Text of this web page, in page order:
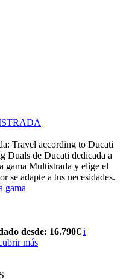
Travel according to Ducati
Duals de Ducati dedicada a
gama Multistrada y elige el
se adapte a tus necesidades.
gama
desde: 16.790€ i
más